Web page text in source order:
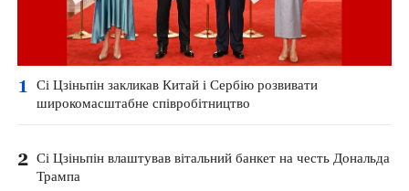
1
Сі Цзіньпін закликав Китай і Сербію розвивати
широкомасштабне співробітництво
2 Сі Цзіньпін влаштував вітальний банкет на честь Дональда
Трампа